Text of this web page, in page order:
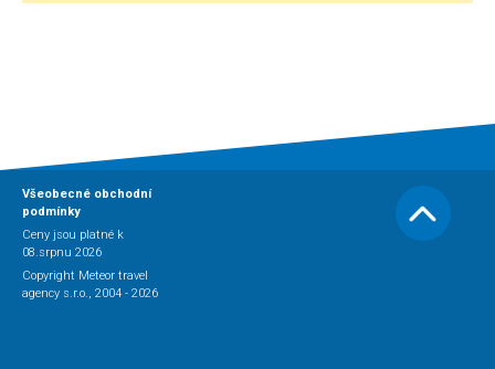
Všeobecné obchodní
podmínky
Ceny jsou platné k
08.srpnu 2026
Copyright Meteor travel
agency s.r.o., 2004 - 2026